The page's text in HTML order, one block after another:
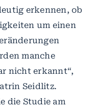
erkennen, ob
um einen
manche
nicht erkannt“,
Seidlitz.
die Studie am